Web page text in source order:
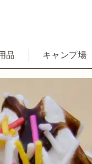
品 キャンプ場